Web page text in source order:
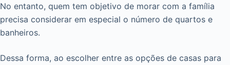
No entanto, quem tem objetivo de morar com a família
precisa considerar em especial o número de quartos e
banheiros.
Dessa forma, ao escolher entre as opções de casas para